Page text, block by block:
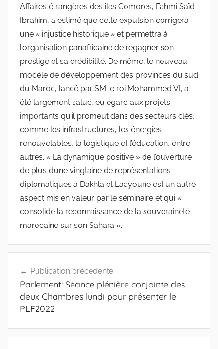
Affaires étrangères des îles Comores, Fahmi Saïd
Ibrahim, a estimé que cette expulsion corrigera
une « injustice historique » et permettra à
l’organisation panafricaine de regagner son
prestige et sa crédibilité. De même, le nouveau
modèle de développement des provinces du sud
du Maroc, lancé par SM le roi Mohammed VI, a
été largement salué, eu égard aux projets
importants qu’il promeut dans des secteurs clés,
comme les infrastructures, les énergies
renouvelables, la logistique et l’éducation, entre
autres. « La dynamique positive » de l’ouverture
de plus d’une vingtaine de représentations
diplomatiques à Dakhla et Laayoune est un autre
aspect mis en valeur par le séminaire et qui «
consolide la reconnaissance de la souveraineté
marocaine sur son Sahara ».
de
l’article
Publication précédente
Parlement: Séance plénière conjointe des
deux Chambres lundi pour présenter le
PLF2022